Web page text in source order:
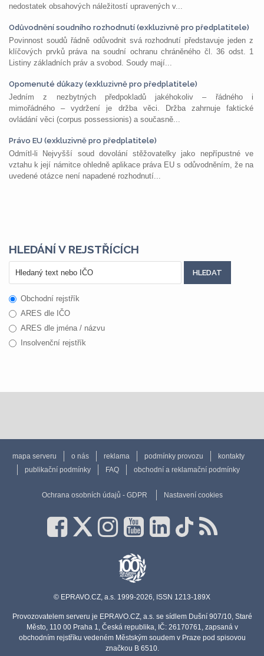
nedostatek obsahových náležitostí upravených v...
Odůvodnění soudního rozhodnutí (exkluzivně pro předplatitele)
Povinnost soudů řádně odůvodnit svá rozhodnutí představuje jeden z
klíčových prvků práva na soudní ochranu chráněného čl. 36 odst. 1
Listiny základních práv a svobod. Soudy mají...
Opomenuté důkazy (exkluzivně pro předplatitele)
Jedním z nezbytných předpokladů jakéhokoliv – řádného i
mimořádného – vydržení je držba věci. Držba zahrnuje faktické
ovládání věci (corpus possessionis) a současně...
Právo EU (exkluzivně pro předplatitele)
Odmítl-li Nejvyšší soud dovolání stěžovatelky jako nepřípustné ve
vztahu k její námitce ohledně aplikace práva EU s odůvodněním, že na
uvedené otázce není napadené rozhodnutí...
HLEDÁNÍ V REJSTŘÍCÍCH
Obchodní rejstřík
ARES dle IČO
ARES dle jména / názvu
Insolvenční rejstřík
mapa serveru o nás reklama podmínky provozu
kontakty
publikační podmínky
FAQ obchodní a reklamační podmínky
Ochrana osobních údajů - GDPR Nastavení cookies
© EPRAVO.CZ, a.s. 1999-2026, ISSN 1213-189X
Provozovatelem serveru je EPRAVO.CZ, a.s. se sídlem Dušní 907/10, Staré
Město, 110 00 Praha 1, Česká republika, IČ: 26170761, zapsaná v
obchodním rejstříku vedeném Městským soudem v Praze pod spisovou
značkou B 6510.